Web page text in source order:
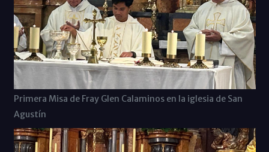
Primera Misa de Fray Glen Calaminos en la iglesia de San
Agustín